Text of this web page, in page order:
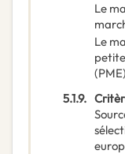
Le
Le
(PME)
5.1.9.